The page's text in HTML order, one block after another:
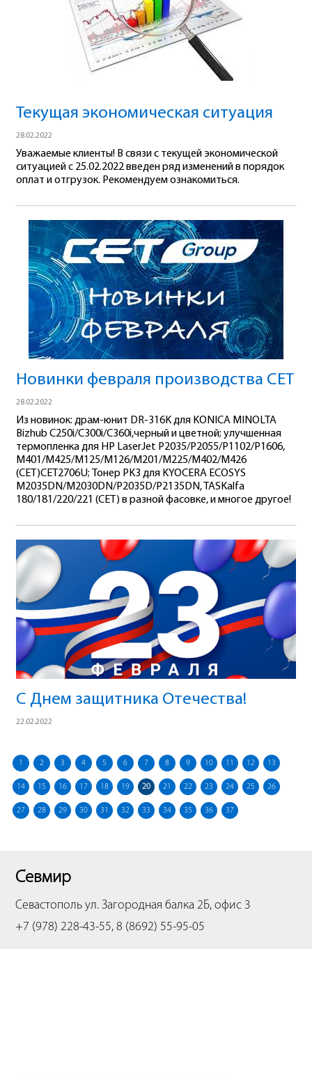
Текущая экономическая ситуация
28.02.2022
Уважаемые клиенты! В связи с текущей экономической
ситуацией с 25.02.2022 введен ряд изменений в порядок
оплат и отгрузок. Рекомендуем ознакомиться.
Новинки февраля производства СЕТ
28.02.2022
Из новинок: драм-юнит DR-316K для KONICA MINOLTA
Bizhub C250i/C300i/C360i,черный и цветной; улучшенная
термопленка для HP LaserJet P2035/P2055/P1102/P1606,
M401/M425/M125/M126/M201/M225/M402/M426
(CET)CET2706U; Тонер PK3 для KYOCERA ECOSYS
M2035DN/M2030DN/P2035D/P2135DN, TASKalfa
180/181/220/221 (CET) в разной фасовке, и многое другое!
С Днем защитника Отечества!
22.02.2022
1 2 3 4 5 6 7 8 9 10 11 12 13
14 15 16 17 18 19 20 21 22 23 24 25 26
27 28 29 30 31 32 33 34 35 36 37
Севмир
Севастополь ул. Загородная балка 2Б, офис 3
+7 (978) 228-43-55, 8 (8692) 55-95-05